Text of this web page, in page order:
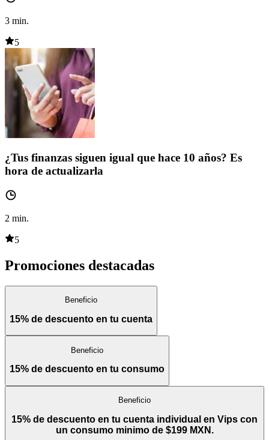
3 min.
5
¿Tus finanzas siguen igual que hace 10 años? Es
hora de actualizarla
2 min.
5
Promociones destacadas
Beneficio
15% de descuento en tu cuenta
Beneficio
15% de descuento en tu consumo
Beneficio
15% de descuento en tu cuenta individual en Vips con
un consumo minimo de $199 MXN.